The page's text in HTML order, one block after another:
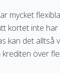
mycket
kortet inte
kan det
över